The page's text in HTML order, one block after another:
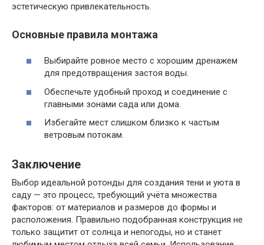
эстетическую привлекательность.
Основные правила монтажа
Выбирайте ровное место с хорошим дренажем
для предотвращения застоя воды.
Обеспечьте удобный проход и соединение с
главными зонами сада или дома.
Избегайте мест слишком близко к частым
ветровым потокам.
Заключение
Выбор идеальной ротонды для создания тени и уюта в
саду — это процесс, требующий учёта множества
факторов: от материалов и размеров до формы и
расположения. Правильно подобранная конструкция не
только защитит от солнца и непогоды, но и станет